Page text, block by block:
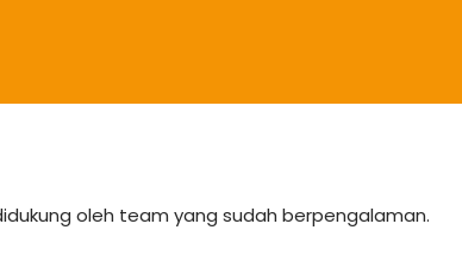
oleh team yang sudah berpengalaman.